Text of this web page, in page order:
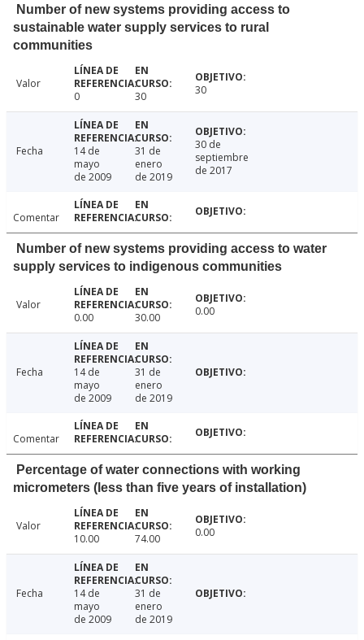
Number of new systems providing access to
sustainable water supply services to rural
communities
Valor
0
30 30
Fecha
14 de
mayo
de 2009
31 de
enero
de 2019
30 de
septiembre
de 2017
Comentar
Number of new systems providing access to water
supply services to indigenous communities
Valor
0.00
30.00 0.00
Fecha
14 de
mayo
de 2009
31 de
enero
de 2019
Comentar
Percentage of water connections with working
micrometers (less than five years of installation)
Valor
10.00
74.00 0.00
Fecha
14 de
mayo
de 2009
31 de
enero
de 2019